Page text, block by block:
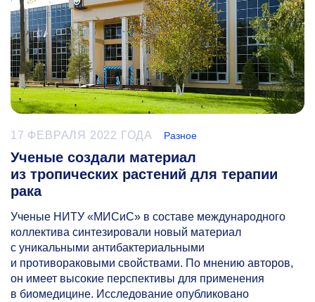
17 ФЕВРАЛЯ 2022 ГОДА Разное
Ученые создали материал
из тропических растений для терапии
рака
Ученые НИТУ «МИСиС» в составе международного
коллектива синтезировали новый материал
с уникальными антибактериальными
и противораковыми свойствами. По мнению авторов,
он имеет высокие перспективы для применения
в биомедицине. Исследование опубликовано